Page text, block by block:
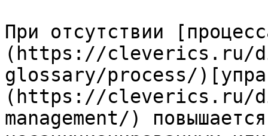
При отсутствии
(https://cleverics.ru/
glossary/process/
(https://cleverics.ru/
management/)